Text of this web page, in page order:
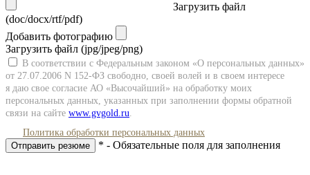
Загрузить файл
(doc/docx/rtf/pdf)
Добавить фотографию
Загрузить файл (jpg/jpeg/png)
В соответствии с Федеральным законом «О персональных данных»
от 27.07.2006 N 152-ФЗ свободно, своей волей и в своем интересе
я даю свое согласие АО «Высочайший» на обработку моих
персональных данных, указанных при заполнении формы обратной
связи на сайте www.gvgold.ru
Политика обработки персональных данных
Отправить резюме
* - Обязательные поля для заполнения